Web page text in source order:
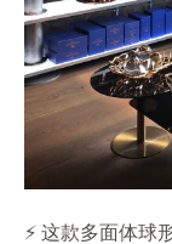
⚡️ 这款多面体球